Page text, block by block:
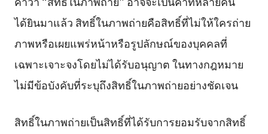
ได้ยินมาแล้ว สิทธิ์ในภาพถ่ายคือสิทธิ์ที่ไม่ให้ใครถ่าย
ภาพหรือเผยแพร่หน้าหรือรูปลักษณ์ของบุคคลที่
เฉพาะเจาะจงโดยไม่ได้รับอนุญาต ในทางกฎหมาย
ไม่มีข้อบังคับที่ระบุถึงสิทธิ์ในภาพถ่ายอย่างชัดเจน
สิทธิ์ในภาพถ่ายเป็นสิทธิ์ที่ได้รับการยอมรับจากสิทธิ์